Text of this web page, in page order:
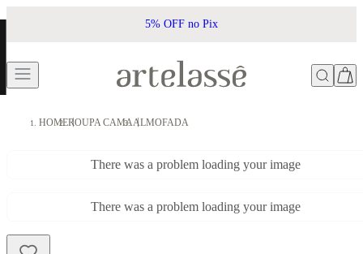
5% OFF no Pix
HOMEROUPA CAMAALMOFADA
There was a problem loading your image
There was a problem loading your image